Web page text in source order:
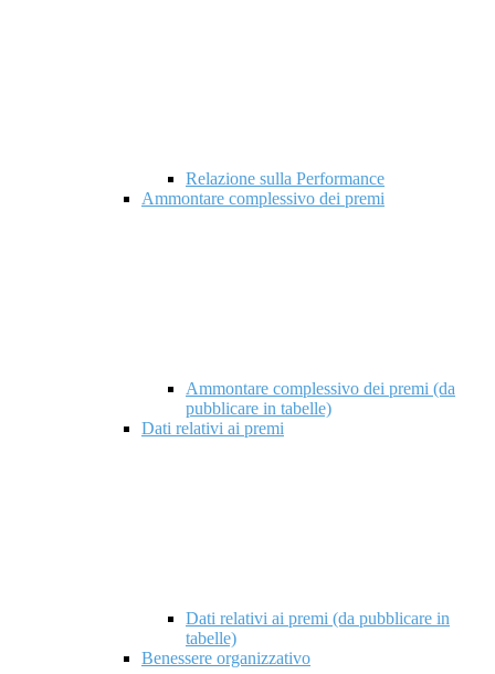
Relazione sulla Performance
Ammontare complessivo dei premi
Ammontare complessivo dei premi (da
pubblicare in tabelle)
Dati relativi ai premi
Dati relativi ai premi (da pubblicare in
tabelle)
Benessere organizzativo